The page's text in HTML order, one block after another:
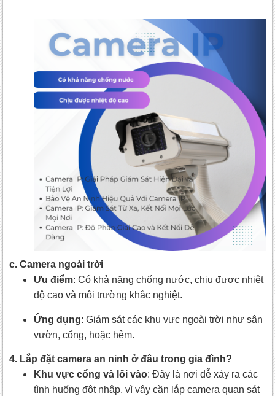
c. Camera ngoài trời
Ưu điểm: Có khả năng chống nước, chịu được nhiệt
độ cao và môi trường khắc nghiệt.
Ứng dụng: Giám sát các khu vực ngoài trời như sân
vườn, cổng, hoặc hẻm.
4. Lắp đặt camera an ninh ở đâu trong gia đình?
Khu vực cổng và lối vào: Đây là nơi dễ xảy ra các
tình huống đột nhập, vì vậy cần lắp camera quan sát